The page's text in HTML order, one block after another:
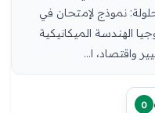
نموذج لإمتحان في
التكنولوجيا الهندسة الميكانيكية
واقتصاد، ا...
0